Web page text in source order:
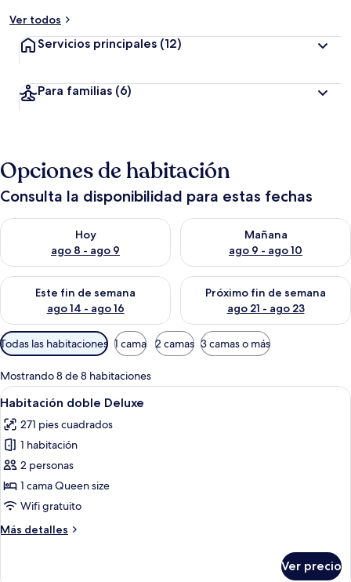
Ver todos
Servicios principales (12)
Para familias (6)
Opciones de habitación
Consulta la disponibilidad para estas fechas
Hoy
ago 8 - ago 9
Consulta la disponibilidad para hoy ago 8 - ago 9
Mañana
ago 9 - ago 10
Consulta la disponibilidad
Este fin de semana
ago 14 - ago 16
Consulta la disponibilidad para este fin de semana ago 14 -
Próximo fin de semana
ago 21 - ago 23
Consulta la disponibilidad
Filtros
disponibles
para
las
habitaciones
Todas las habitaciones 1 cama 2 camas 3 camas o más
Mostrando 8 de 8 habitaciones
Abrir
todas
las
fotos
de
Habitación
doble
Ropa de cama de alta calidad y caja
2
Habitación doble Deluxe
271 pies cuadrados
1 habitación
2 personas
1 cama Queen size
Wifi gratuito
Más detalles
Más
Ver precio